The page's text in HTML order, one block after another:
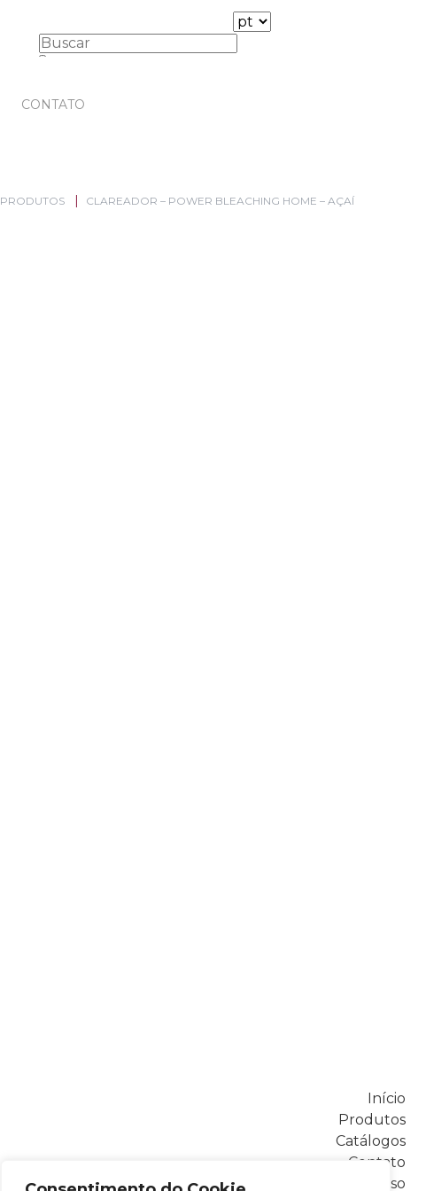
CONTATO
PRODUTOS CLAREADOR – POWER BLEACHING HOME – AÇAÍ
Início
Produtos
Catálogos
Contato
Instruções de uso